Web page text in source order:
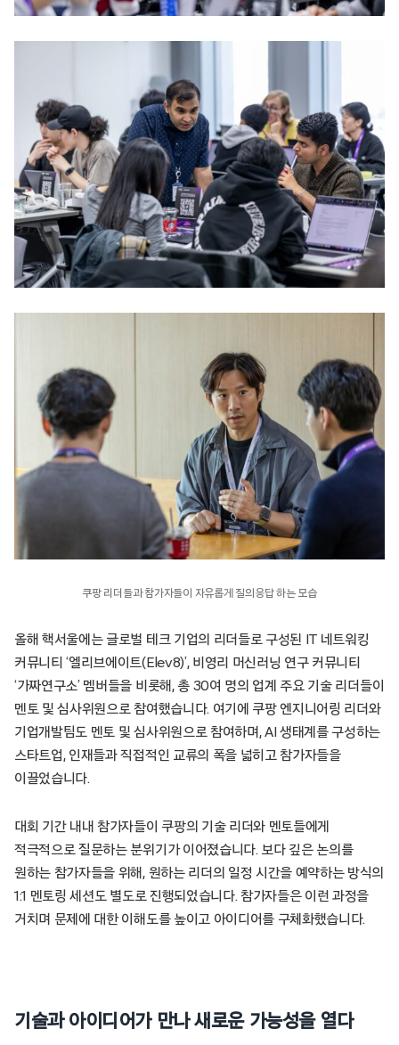
쿠팡 리더들과 참가자들이 자유롭게 질의응답 하는 모습
올해 핵서울에는 글로벌 테크 기업의 리더들로 구성된 IT 네트워킹
커뮤니티 ‘엘리브에이트(Elev8)’, 비영리 머신러닝 연구 커뮤니티
‘가짜연구소’ 멤버들을 비롯해, 총 30여 명의 업계 주요 기술 리더들이
멘토 및 심사위원으로 참여했습니다. 여기에 쿠팡 엔지니어링 리더와
기업개발팀도 멘토 및 심사위원으로 참여하며, AI 생태계를 구성하는
스타트업, 인재들과 직접적인 교류의 폭을 넓히고 참가자들을
이끌었습니다.
대회 기간 내내 참가자들이 쿠팡의 기술 리더와 멘토들에게
적극적으로 질문하는 분위기가 이어졌습니다. 보다 깊은 논의를
원하는 참가자들을 위해, 원하는 리더의 일정 시간을 예약하는 방식의
1:1 멘토링 세션도 별도로 진행되었습니다. 참가자들은 이런 과정을
거치며 문제에 대한 이해도를 높이고 아이디어를 구체화했습니다.
기술과 아이디어가 만나 새로운 가능성을 열다